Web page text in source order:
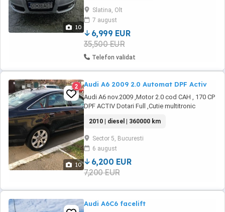
10
efectuată, plus baterie nouă, brate noi,
plăcuțele, etc. Menționez ca și opțiuni în plus
față de ... subwoofer, multimedia ...
Slatina, Olt
7 august
6,999 EUR
35,500 EUR
Telefon validat
10
2 Audi A6 2009 2.0 Automat DPF Activ
Audi A6 nov.2009 ,Motor 2.0 cod CAH , 170 CP
DPF ACTIV Dotari Full ,Cutie multitronic
2010 | diesel | 360000 km
Sector 5, Bucuresti
6 august
6,200 EUR
7,200 EUR
Audi A6C6 facelift